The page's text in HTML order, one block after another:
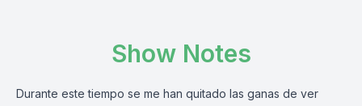
Show Notes
Durante este tiempo se me han quitado las ganas de ver